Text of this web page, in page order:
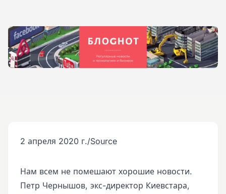
2 апреля 2020 г./Source
Нам всем не помешают хорошие новости.
Петр Чернышов, экс-директор Киевстара,